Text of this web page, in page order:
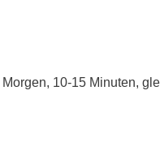
10-15 Minuten,